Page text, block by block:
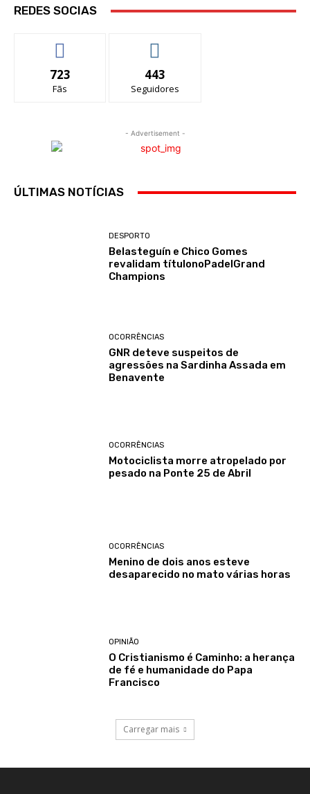
REDES SOCIAS
723
Fãs
443
Seguidores
- Advertisement -
ÚLTIMAS NOTÍCIAS
DESPORTO
Belasteguín e Chico Gomes
revalidam títulonoPadelGrand
Champions
OCORRÊNCIAS
GNR deteve suspeitos de
agressões na Sardinha Assada em
Benavente
OCORRÊNCIAS
Motociclista morre atropelado por
pesado na Ponte 25 de Abril
OCORRÊNCIAS
Menino de dois anos esteve
desaparecido no mato várias horas
OPINIÃO
O Cristianismo é Caminho: a herança
de fé e humanidade do Papa
Francisco
Carregar mais